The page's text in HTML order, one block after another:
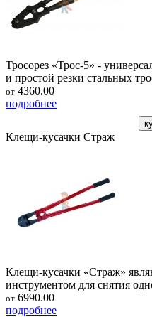
Тросорез «Трос-5» -
и простой резки стальных
от 4360.00
подробнее
Клещи-кусачки Страж
Клещи-кусачки «Страж»
инструментом для снятия
от 6990.00
подробнее